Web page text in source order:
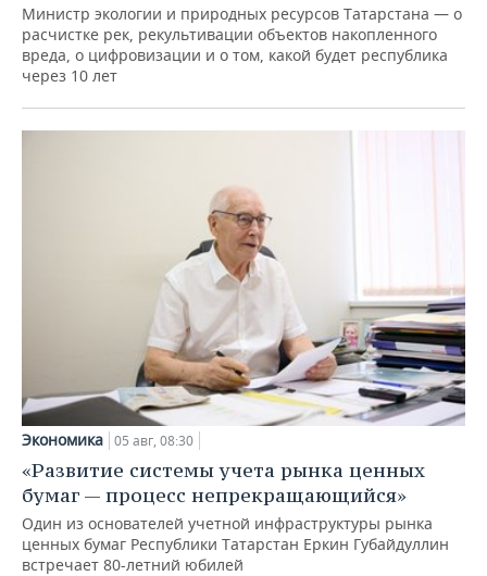
Министр экологии и природных ресурсов Татарстана — о
расчистке рек, рекультивации объектов накопленного
вреда, о цифровизации и о том, какой будет республика
через 10 лет
Экономика 05 авг, 08:30
«Развитие системы учета рынка ценных
бумаг — процесс непрекращающийся»
Один из основателей учетной инфраструктуры рынка
ценных бумаг Республики Татарстан Еркин Губайдуллин
встречает 80-летний юбилей